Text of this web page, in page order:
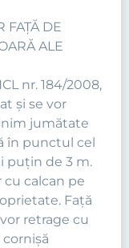
FAŢĂ DE
ALE
nr. 184/2008,
şi se vor
jumătate
în punctul cel
puţin de 3 m.
cu calcan pe
Faţă
retrage cu